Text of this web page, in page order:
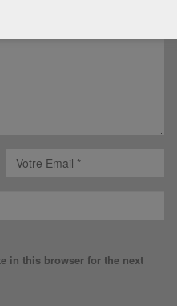
in this browser for the next